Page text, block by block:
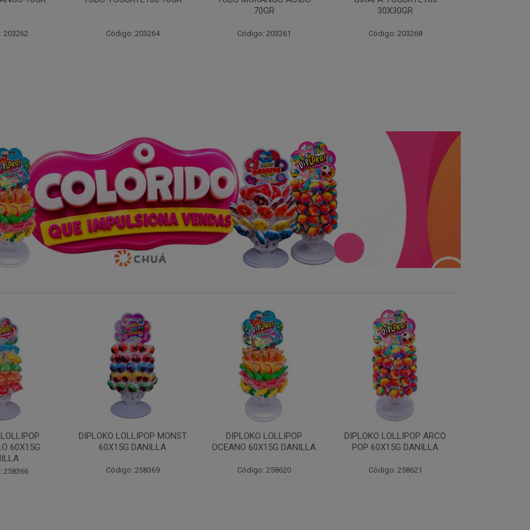
203264 Código: 203261
30X30GR
Código: 203268 Código: 203270
MONST
258369
DIPLOKO LOLLIPOP
OCEANO 60X15G DANILLA
Código: 258620
DIPLOKO LOLLIPOP ARCO
POP 60X15G DANILLA
Código: 258621
DIPLOKO LOLLIPOP ARCO
CUBO 60X15G DANILL
Código: 258622